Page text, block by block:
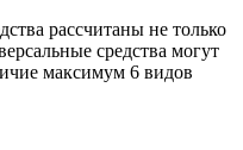
рассчитаны не только
средства могут
максимум 6 видов